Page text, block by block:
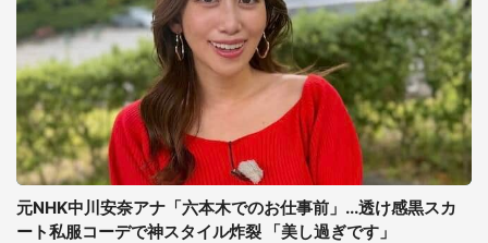
元NHK中川安奈アナ「六本木でのお仕事前」...透け感黒スカ
ート私服コーデで神スタイル炸裂 「美し過ぎです」